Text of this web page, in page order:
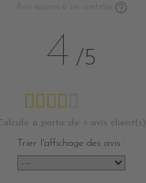
Avis soumis à un contrôle
4 /5
à partir de avis client(s)
Trier l'affichage des avis :